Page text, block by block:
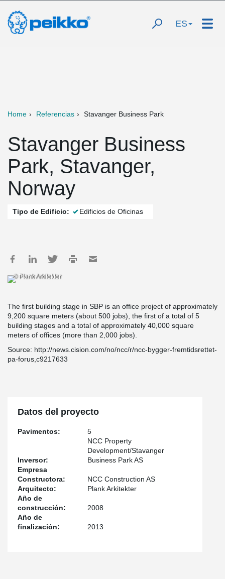
ES
Home Referencias Stavanger Business Park
Stavanger Business
Park, Stavanger,
Norway
Tipo de Edificio: Edificios de Oficinas
© Plank Arkitekter
The first building stage in SBP is an office project of approximately
9,200 square meters (about 500 jobs), the first of a total of 5
building stages and a total of approximately 40,000 square
meters of offices (more than 2,000 jobs).
Source: http://news.cision.com/no/ncc/r/ncc-bygger-fremtidsrettet-
pa-forus,c9217633
Datos del proyecto
Pavimentos: 5
Inversor:
NCC Property
Development/Stavanger
Business Park AS
Empresa
Constructora:
NCC Construction AS
Arquitecto:
Plank Arkitekter
Año de
construcción:
2008
Año de
finalización:
2013